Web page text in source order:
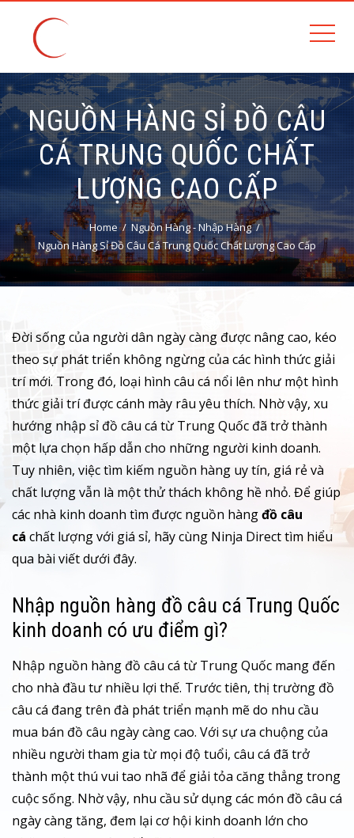
NGUỒN HÀNG SỈ ĐỒ CÂU
CÁ TRUNG QUỐC CHẤT
LƯỢNG CAO CẤP
Home
Nguồn Hàng - Nhập Hàng
Nguồn Hàng Sỉ Đồ Câu Cá Trung Quốc Chất Lượng Cao Cấp
Đời sống của người dân ngày càng được nâng cao, kéo
theo sự phát triển không ngừng của các hình thức giải
trí mới. Trong đó, loại hình câu cá nổi lên như một hình
thức giải trí được cánh mày râu yêu thích. Nhờ vậy, xu
hướng nhập sỉ đồ câu cá từ Trung Quốc đã trở thành
một lựa chọn hấp dẫn cho những người kinh doanh.
Tuy nhiên, việc tìm kiếm nguồn hàng uy tín, giá rẻ và
chất lượng vẫn là một thử thách không hề nhỏ. Để giúp
các nhà kinh doanh tìm được nguồn hàngđồ câu
cá chất lượng với giá sỉ, hãy cùng Ninja Direct tìm hiểu
qua bài viết dưới đây.
Nhập nguồn hàng đồ câu cá Trung Quốc
kinh doanh có ưu điểm gì?
Nhập nguồn hàng đồ câu cá từ Trung Quốc mang đến
cho nhà đầu tư nhiều lợi thế. Trước tiên, thị trường đồ
câu cá đang trên đà phát triển mạnh mẽ do nhu cầu
mua bán đồ câu ngày càng cao. Với sự ưa chuộng của
nhiều người tham gia từ mọi độ tuổi, câu cá đã trở
thành một thú vui tao nhã để giải tỏa căng thẳng trong
cuộc sống. Nhờ vậy, nhu cầu sử dụng các món đồ câu cá
ngày càng tăng, đem lại cơ hội kinh doanh lớn cho